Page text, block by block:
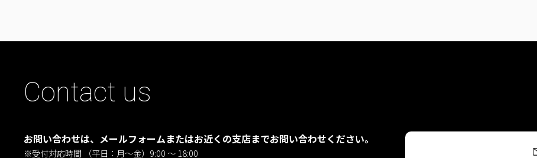
Contact us
お問い合わせは、メールフォームまたはお近くの支店までお問い合わせください。
※受付対応時間 （平日：月〜金）9:00 ～ 18:00